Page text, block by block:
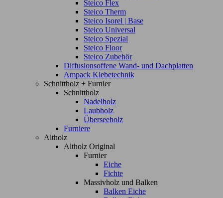
Steico Flex
Steico Therm
Steico Isorel | Base
Steico Universal
Steico Spezial
Steico Floor
Steico Zubehör
Diffusionsoffene Wand- und Dachplatten
Ampack Klebetechnik
Schnittholz + Furnier
Schnittholz
Nadelholz
Laubholz
Überseeholz
Furniere
Altholz
Altholz Original
Furnier
Eiche
Fichte
Massivholz und Balken
Balken Eiche